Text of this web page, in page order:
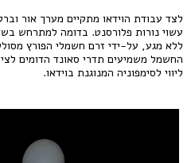
לצד עבודת הוידאו מתקיים מערך אור
עשוי נורות פלורסנט. בדומה למתרחש
ללא מגע, על-ידי זרם חשמלי הפורץ
החשמל משמיעים תדרי סאונד הדומים
ליווי לסימפוניה המנוגנת בוידאו.